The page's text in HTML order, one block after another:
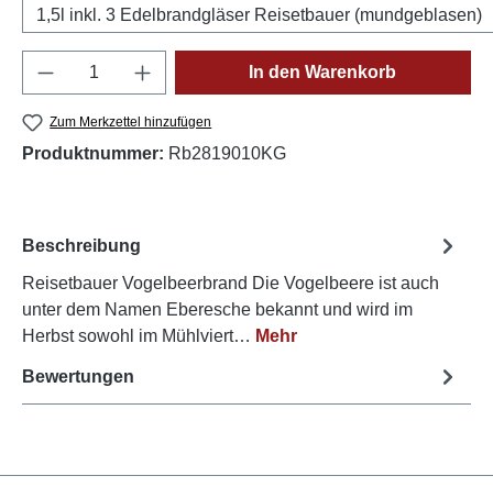
1,5l inkl. 3 Edelbrandgläser Reisetbauer (mundgeblasen)
Produkt Anzahl: Gib den gewünschten
In den Warenkorb
Zum Merkzettel hinzufügen
Produktnummer: Rb2819010KG
Beschreibung
Reisetbauer Vogelbeerbrand Die Vogelbeere ist auch
unter dem Namen Eberesche bekannt und wird im
Herbst sowohl im Mühlviert… Mehr
Bewertungen